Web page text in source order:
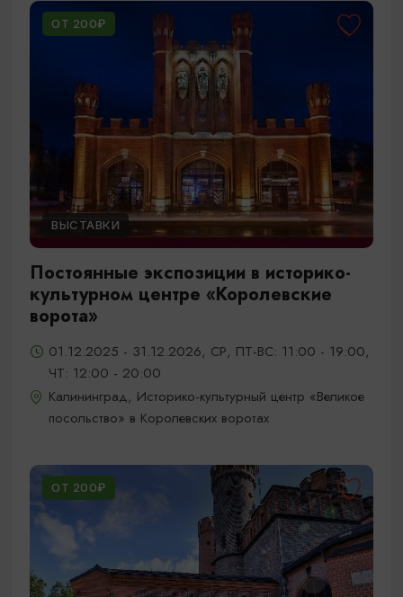
ОТ 200₽
ВЫСТАВКИ
Постоянные экспозиции в историко-
культурном центре «Королевские
ворота»
01.12.2025 - 31.12.2026, СР, ПТ-ВС: 11:00 - 19:00,
ЧТ: 12:00 - 20:00
Калининград, Историко-культурный центр «Великое
посольство» в Королевских воротах
ОТ 200₽